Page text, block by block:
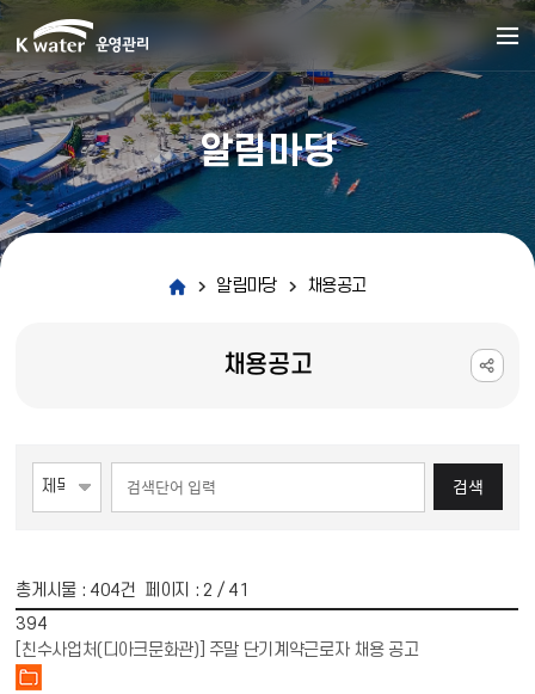
알림마당
알림마당 채용공고
채용공고
검색
총게시물 : 404건 페이지 : 2 / 41
394
[친수사업처(디아크문화관)] 주말 단기계약근로자 채용 공고